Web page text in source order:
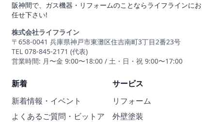
阪神間で、ガス機器・リフォームのことならライフラインにお
任せ下さい!
株式会社ライフライン
〒658-0041 兵庫県神戸市東灘区住吉南町3丁目2番23号
TEL 078-845-2171 (代表)
営業時間: 月〜金 9:00〜18:00 / 土・日・祝 9:00〜17:00
新着
新着情報・イベント
よくあるご質問・ビットア
サービス
リフォーム
外壁塗装